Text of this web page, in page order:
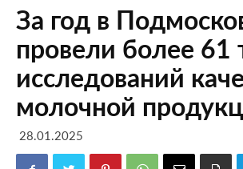
За год в
провели более 61
исследований
молочной
28.01.2025